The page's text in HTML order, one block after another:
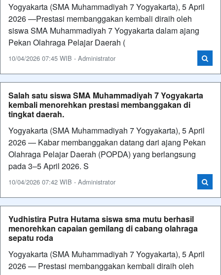
Yogyakarta (SMA Muhammadiyah 7 Yogyakarta), 5 April
2026 —Prestasi membanggakan kembali diraih oleh
siswa SMA Muhammadiyah 7 Yogyakarta dalam ajang
Pekan Olahraga Pelajar Daerah (
10/04/2026 07:45 WIB - Administrator
Salah satu siswa SMA Muhammadiyah 7 Yogyakarta
kembali menorehkan prestasi membanggakan di
tingkat daerah.
Yogyakarta (SMA Muhammadiyah 7 Yogyakarta), 5 April
2026 — Kabar membanggakan datang dari ajang Pekan
Olahraga Pelajar Daerah (POPDA) yang berlangsung
pada 3–5 April 2026. S
10/04/2026 07:42 WIB - Administrator
Yudhistira Putra Hutama siswa sma mutu berhasil
menorehkan capaian gemilang di cabang olahraga
sepatu roda
Yogyakarta (SMA Muhammadiyah 7 Yogyakarta), 5 April
2026 — Prestasi membanggakan kembali diraih oleh